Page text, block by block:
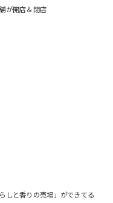
が開店＆閉店
しと香りの売場」ができてる